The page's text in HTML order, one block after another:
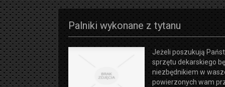
Palniki wykonane z tytanu
Jeżeli poszukują
sprzętu dekarskiego
niezbędnikiem w
powierzonych wam